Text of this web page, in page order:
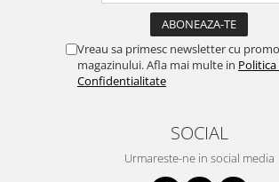
Vreau sa primesc newsletter cu
magazinului. Afla mai multe in Politica
Confidentialitate
SOCIAL
Urmareste-ne in social media